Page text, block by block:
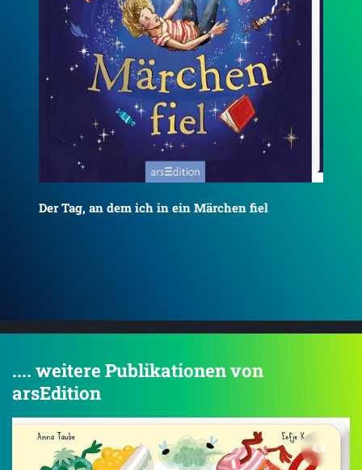
Die Nacht, in der ich Weihnachten rettete
.... weitere Publikationen von
arsEdition
4.4